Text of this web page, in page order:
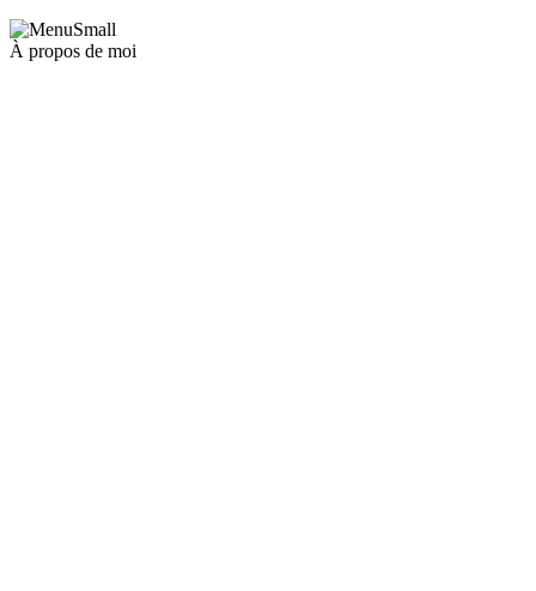
À propos de moi